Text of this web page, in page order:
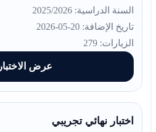
السنة الدراسية: 2025/2026
تاريخ الإضافة: 20-05-2026
الزيارات: 279
عرض الاختبار
اختبار نهائي تجريبي